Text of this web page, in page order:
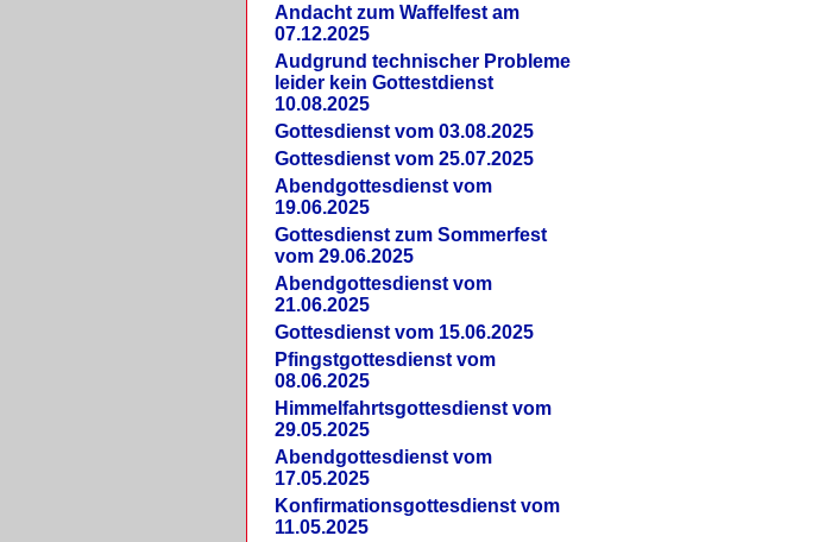
Andacht zum Waffelfest am
07.12.2025
Audgrund technischer Probleme
leider kein Gottestdienst
10.08.2025
Gottesdienst vom 03.08.2025
Gottesdienst vom 25.07.2025
Abendgottesdienst vom
19.06.2025
Gottesdienst zum Sommerfest
vom 29.06.2025
Abendgottesdienst vom
21.06.2025
Gottesdienst vom 15.06.2025
Pfingstgottesdienst vom
08.06.2025
Himmelfahrtsgottesdienst vom
29.05.2025
Abendgottesdienst vom
17.05.2025
Konfirmationsgottesdienst vom
11.05.2025